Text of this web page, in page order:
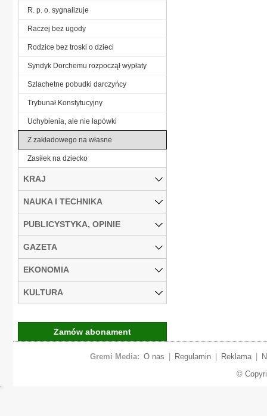
R. p. o. sygnalizuje
Raczej bez ugody
Rodzice bez troski o dzieci
Syndyk Dorchemu rozpoczął wypłaty
Szlachetne pobudki darczyńcy
Trybunał Konstytucyjny
Uchybienia, ale nie łapówki
Z zakładowego na własne
Zasiłek na dziecko
KRAJ
NAUKA I TECHNIKA
PUBLICYSTYKA, OPINIE
GAZETA
EKONOMIA
KULTURA
Zamów abonament
Gremi Media: O nas Regulamin Reklama
©